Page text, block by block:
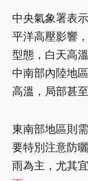
中央氣象署表
平洋高壓影響
型態，白天高
中南部內陸地
高溫，局部甚
東南部地區則
要特別注意防
雨為主，尤其